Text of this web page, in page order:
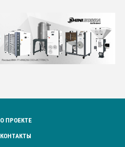
О ПРОЕКТЕ
КОНТАКТЫ